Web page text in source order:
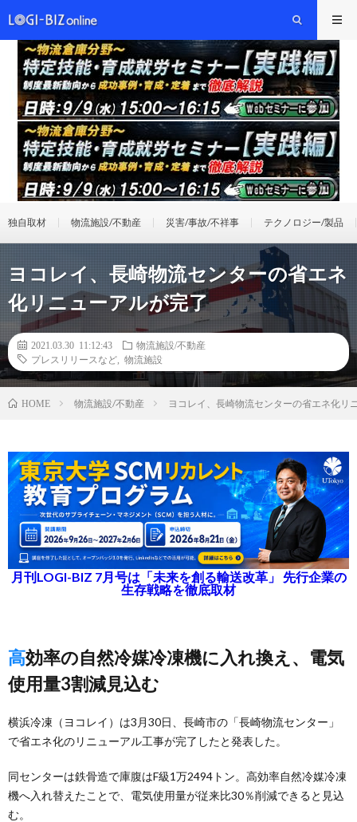
独自取材 物流施設/不動産 災害/事故/不祥事 テクノロジー/製品
ヨコレイ、長崎物流センターの省エネ
化リニューアルが完了
2021.03.30 11:12:43
物流施設/不動産
プレスリリースなど
物流施設
HOME 物流施設/不動産 ヨコレイ、長崎物流センターの省エネ化リ
月刊LOGI-BIZ 7月号は「未来を創る輸送改革」 先行企業の
生存戦略を徹底取材
高効率の自然冷媒冷凍機に入れ換え、電気
使用量3割減見込む
横浜冷凍（ヨコレイ）は3月30日、長崎市の「長崎物流センター」
で省エネ化のリニューアル工事が完了したと発表した。
同センターは鉄骨造で庫腹はF級1万2494トン。高効率自然冷媒冷凍
機へ入れ替えたことで、電気使用量が従来比30％削減できると見込
む。